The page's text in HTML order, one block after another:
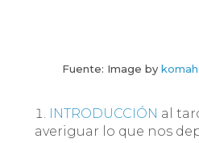
Fuente: Image by
INTRODUCCIÓN al
averiguar lo que nos